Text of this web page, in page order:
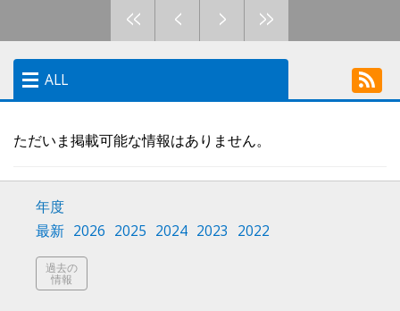
<< < > >>
ALL
プレスリリース
ただいま掲載可能な情報はありません。
年度
最新 2026 2025 2024 2023 2022
過去の
情報